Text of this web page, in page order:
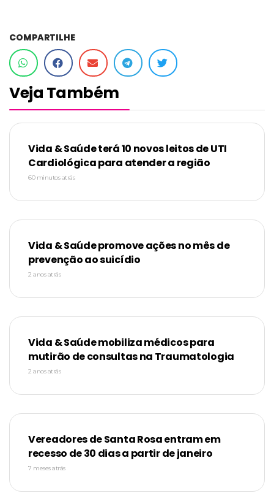
COMPARTILHE
Veja Também
Vida & Saúde terá 10 novos leitos de UTI
Cardiológica para atender a região
60 minutos atrás
Vida & Saúde promove ações no mês de
prevenção ao suicídio
2 anos atrás
Vida & Saúde mobiliza médicos para
mutirão de consultas na Traumatologia
2 anos atrás
Vereadores de Santa Rosa entram em
recesso de 30 dias a partir de janeiro
7 meses atrás